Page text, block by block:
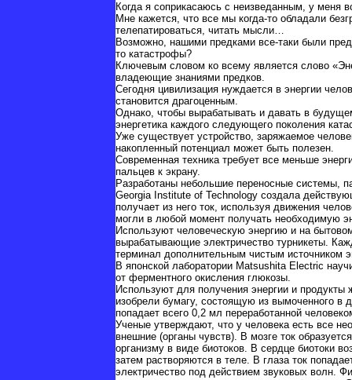
Когда я соприкасаюсь с неизведанным, у меня
Мне кажется, что все мы когда-то обладали
телепатироваться, читать мысли…
Возможно, нашими предками все-таки были
то катастрофы?
Ключевым словом ко всему является слово
владеющие знаниями предков.
Сегодня цивилизация нуждается в энергии
становится драгоценным.
Однако, чтобы вырабатывать и давать в
энергетика каждого следующего поколения
Уже существует устройство, заряжаемое
накопленный потенциал может быть полезен.
Современная техника требует все меньше
пальцев к экрану.
Разработаны небольшие переносные системы,
Georgia Institute of Technology создала
получает из него ток, используя движения
могли в любой момент получать необходимую
Используют человеческую энергию и на
вырабатывающие электричество турникеты.
терминал дополнительным чистым источником
В японской лаборатории Matsushita Electric
от ферментного окисления глюкозы.
Используют для получения энергии и продукты
изобрели бумагу, состоящую из вымоченного в
попадает всего 0,2 мл переработанной
Ученые утверждают, что у человека есть все
внешние (органы чувств). В мозге ток
организму в виде биотоков. В сердце биотоки
затем растворяются в теле. В глаза ток
электричество под действием звуковых волн.